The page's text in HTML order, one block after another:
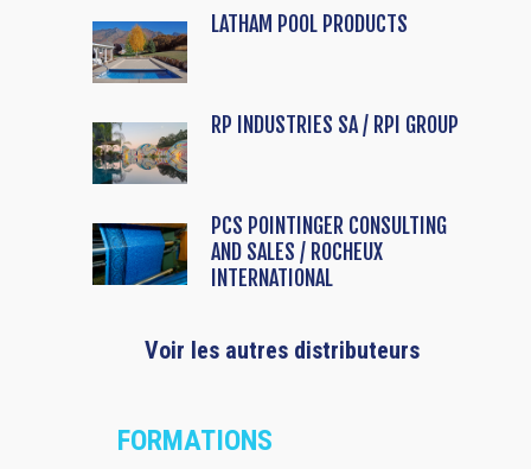
LATHAM POOL PRODUCTS
RP INDUSTRIES SA / RPI GROUP
PCS POINTINGER CONSULTING
AND SALES / ROCHEUX
INTERNATIONAL
Voir les autres distributeurs
FORMATIONS